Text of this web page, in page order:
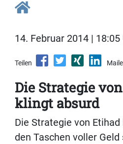
14. Februar 2014 | 18:05
Teilen
Die Strategie
klingt absurd
Die Strategie von
den Taschen voller